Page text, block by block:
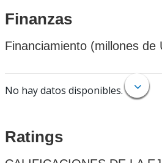
Finanzas
Financiamiento (millones de
No hay datos disponibles.
Ratings